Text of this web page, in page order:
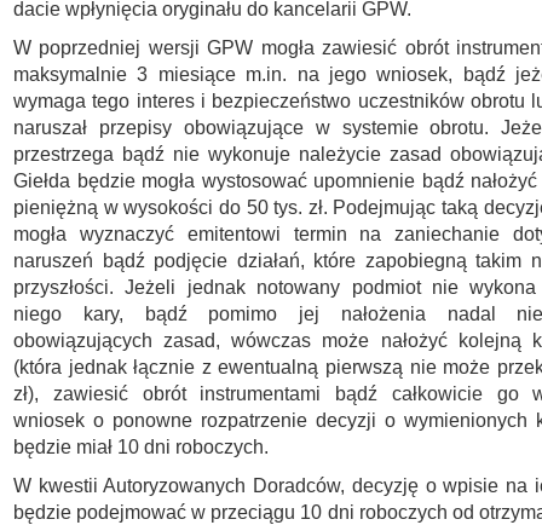
dacie wpłynięcia oryginału do kancelarii GPW.
W poprzedniej wersji GPW mogła zawiesić obrót
maksymalnie 3 miesiące m.in. na jego wniosek, bądź
wymaga tego interes i bezpieczeństwo uczestników obrotu
naruszał przepisy obowiązujące w systemie obrotu.
przestrzega bądź nie wykonuje należycie zasad
Giełda będzie mogła wystosować upomnienie bądź
pieniężną w wysokości do 50 tys. zł. Podejmując taką
mogła wyznaczyć emitentowi termin na zaniechanie
naruszeń bądź podjęcie działań, które zapobiegną takim
przyszłości. Jeżeli jednak notowany podmiot nie
niego kary, bądź pomimo jej nałożenia nadal nie
obowiązujących zasad, wówczas może nałożyć kolejną
(która jednak łącznie z ewentualną pierwszą nie może
zł), zawiesić obrót instrumentami bądź całkowicie go
wniosek o ponowne rozpatrzenie decyzji o wymienionych
będzie miał 10 dni roboczych.
W kwestii Autoryzowanych Doradców, decyzję o wpisie na
będzie podejmować w przeciągu 10 dni roboczych od